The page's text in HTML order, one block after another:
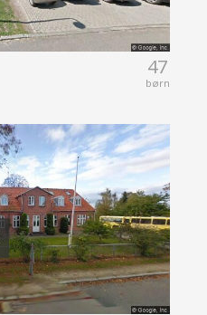
47
børn